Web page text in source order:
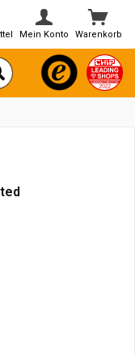
Warenkorb
Mein Konto